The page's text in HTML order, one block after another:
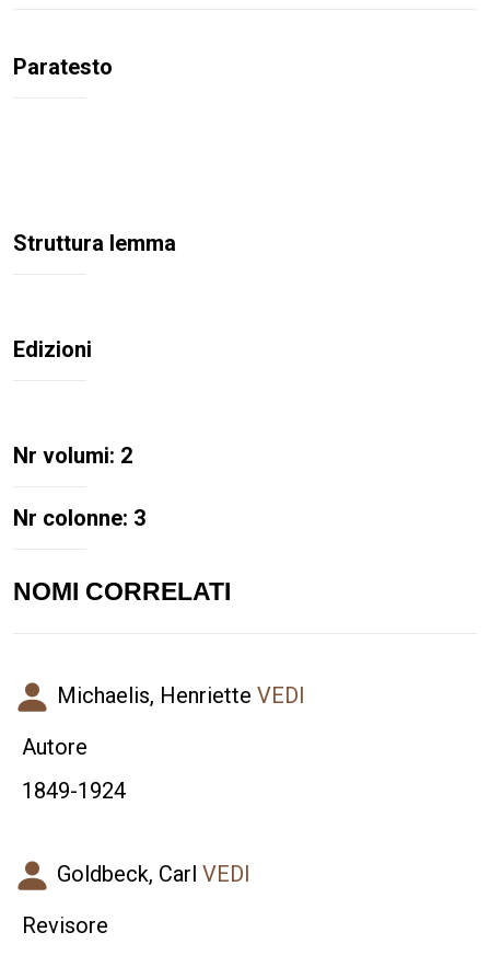
Paratesto
Struttura lemma
Edizioni
Nr volumi: 2
Nr colonne: 3
NOMI CORRELATI
Michaelis, Henriette VEDI
Autore
1849-1924
Goldbeck, Carl VEDI
Revisore